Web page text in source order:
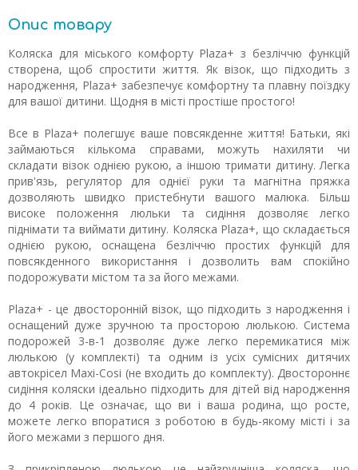
Опис товару
Коляска для міського комфорту Plaza+ з безліччю функцій
створена, щоб спростити життя. Як візок, що підходить з
народження, Plaza+ забезпечує комфортну та плавну поїздку
для вашої дитини. Щодня в місті простіше простого!
Все в Plaza+ полегшує ваше повсякденне життя! Батьки, які
займаються кількома справами, можуть нахиляти чи
складати візок однією рукою, а іншою тримати дитину. Легка
прив'язь, регулятор для однієї руки та магнітна пряжка
дозволяють швидко пристебнути вашого малюка. Більш
високе положення люльки та сидіння дозволяє легко
піднімати та виймати дитину. Коляска Plaza+, що складається
однією рукою, оснащена безліччю простих функцій для
повсякденного використання і дозволить вам спокійно
подорожувати містом та за його межами.
Plaza+ - це двосторонній візок, що підходить з народження і
оснащений дуже зручною та просторою люлькою. Система
подорожей 3-в-1 дозволяє дуже легко перемикатися між
люлькою (у комплекті) та одним із усіх сумісних дитячих
автокрісел Maxi-Cosi (не входить до комплекту). Двостороннє
сидіння коляски ідеально підходить для дітей від народження
до 4 років. Це означає, що ви і ваша родина, що росте,
можете легко впоратися з роботою в будь-якому місті і за
його межами з першого дня.